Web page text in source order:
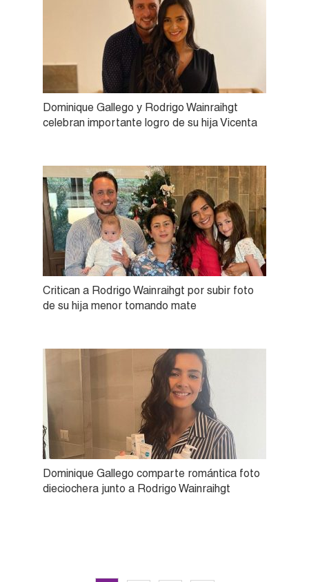
Dominique Gallego y Rodrigo Wainraihgt
celebran importante logro de su hija Vicenta
Critican a Rodrigo Wainraihgt por subir foto
de su hija menor tomando mate
Dominique Gallego comparte romántica foto
dieciochera junto a Rodrigo Wainraihgt